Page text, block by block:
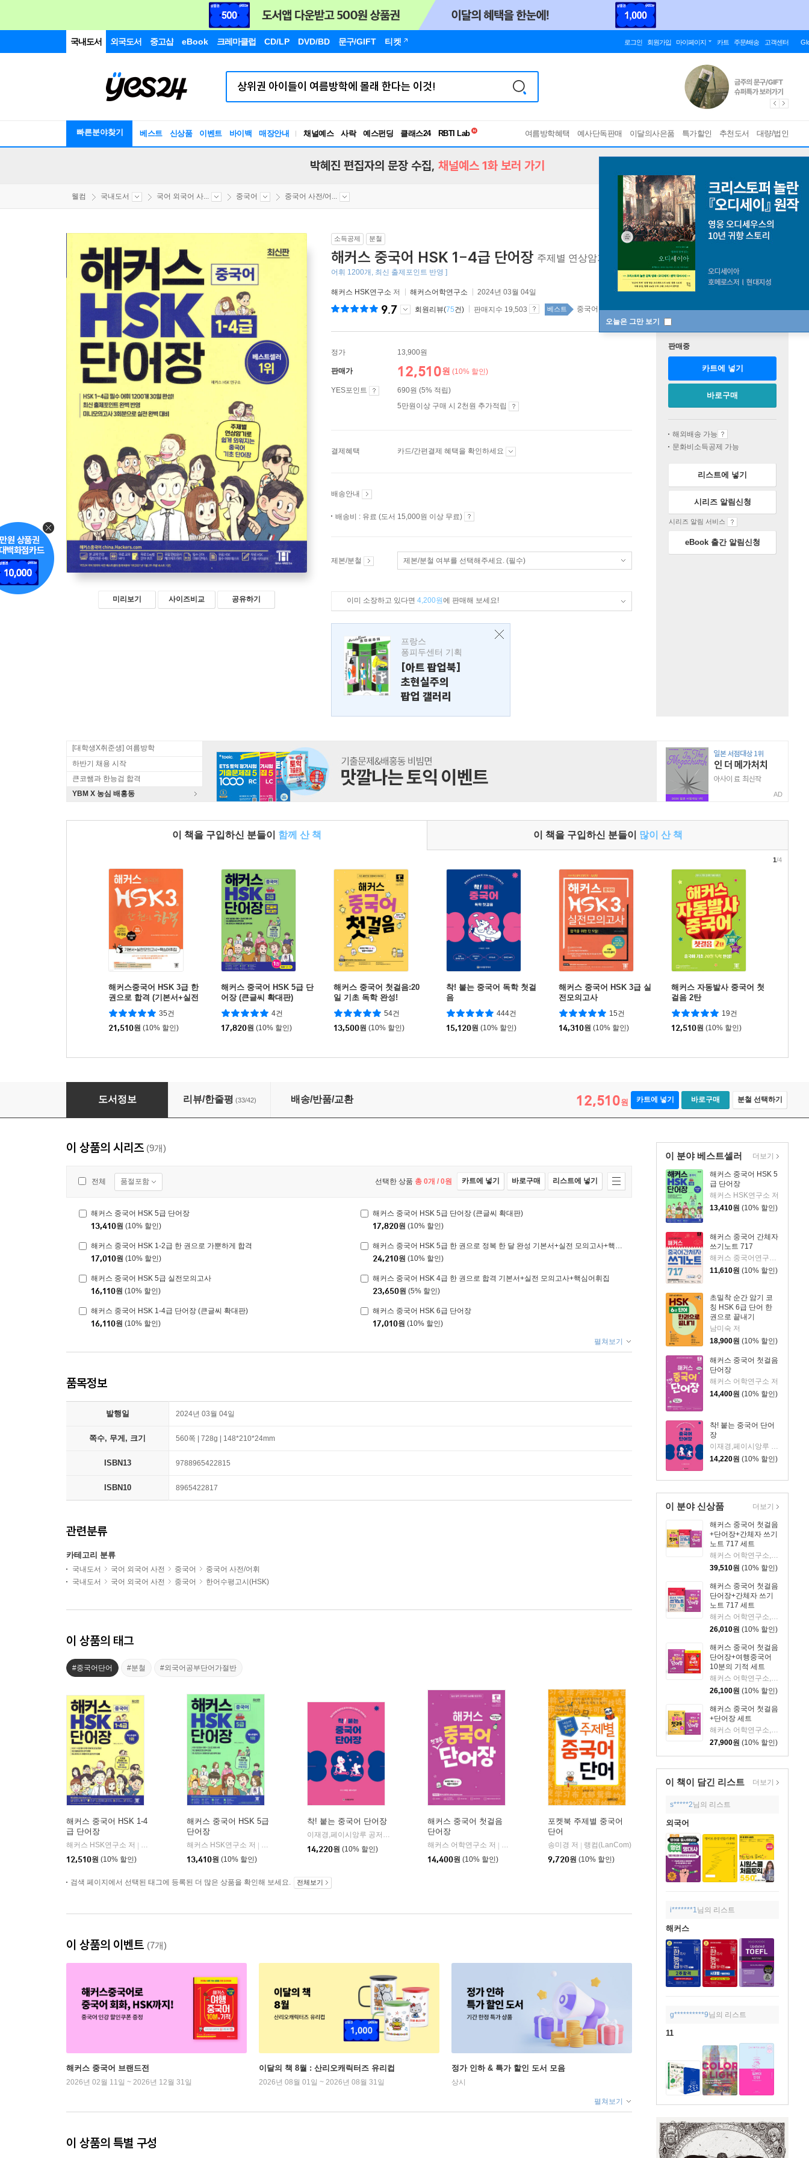
국내도서 외국도서 중고샵 eBook 크레마클럽 CD/LP DVD/BD 문구/GIFT 티켓 로그인 회원가입 마이페이지 카트 주문/배송 고객센터
빠른분야찾기 베스트 신상품 이벤트 바이백 매장안내 채널예스 사락 예스펀딩 클래스24
RBTI Lab
독서유형검사
여름방학혜택 예사단독판매 이달의사은품 특가할인 추천도서 대량/법인
오늘은 그만 보기
박혜진 편집자의 문장 수집, 채널예스 1화 보러 가기
웰컴 국내도서 국어 외국어 사... 중국어 중국어 사전/어...
미리보기 사이즈비교 공유하기
소득공제 분철
해커스 중국어 HSK 1-4급 단어장 주제별 연상암기로 쉽게 외워지는 중국어 기초 단어장
어휘 1200개, 최신 출제포인트 반영 ]
해커스 HSK연구소 저 해커스어학연구소 2024년 03월 04일
9.7 회원리뷰(75건) 판매지수 19,503 베스트 중국어 3위 국어 외국어 사전 top100 126주
정가 13,900원
판매가 12,510원 (10% 할인)
YES포인트
690원 (5% 적립)
5만원이상 구매 시 2천원 추가적립
결제혜택 카드/간편결제 혜택을 확인하세요
배송안내
배송비 : 유료 (도서 15,000원 이상 무료)
제본/분철 제본/분철 여부를 선택해주세요. (필수)
이미 소장하고 있다면 4,200원에 판매해 보세요!
프랑스
퐁피두센터 기획
[아트 팝업북]
초현실주의
팝업 갤러리
판매중
카트에 넣기
바로구매
해외배송 가능
문화비소득공제 가능
리스트에 넣기
시리즈 알림신청
시리즈 알림 서비스
eBook 출간 알림신청
[대학생X취준생] 여름방학
하반기 채용 시작
큰코쌤과 한능검 합격
YBM X 농심 배홍동
AD
이 책을 구입하신 분들이 함께 산 책 이 책을 구입하신 분들이 많이 산 책
해커스중국어 HSK 3급 한
권으로 합격 (기본서+실전
모의고사+핵심어휘집)
35건
21,510원 (10% 할인)
해커스 중국어 HSK 5급 단
어장 (큰글씨 확대판)
4건
17,820원 (10% 할인)
해커스 중국어 첫걸음:20
일 기초 독학 완성!
54건
13,500원 (10% 할인)
착! 붙는 중국어 독학 첫걸
음
444건
15,120원 (10% 할인)
해커스 중국어 HSK 3급 실
전모의고사
15건
14,310원 (10% 할인)
해커스 자동발사 중국어 첫
걸음 2탄
19건
12,510원 (10% 할인)
1/4
해커스 중국어 HSK 1-4급 단어장
도서정보 리뷰/한줄평 (33/42) 배송/반품/교환 12,510원 카트에 넣기 바로구매 분철 선택하기
이 분야 베스트셀러
해커스 중국어 HSK 5
급 단어장
해커스 HSK연구소 저
13,410원 (10% 할인)
해커스 중국어 간체자
쓰기노트 717
해커스 중국어연구소 저
11,610원 (10% 할인)
초밀착 순간 암기 코
칭 HSK 6급 단어 한
권으로 끝내기
남미숙 저
18,900원 (10% 할인)
해커스 중국어 첫걸음
단어장
해커스 어학연구소 저
14,400원 (10% 할인)
착! 붙는 중국어 단어
장
이재경,페이시앙루 공저
14,220원 (10% 할인)
더보기
이 분야 신상품
해커스 중국어 첫걸음
+단어장+간체자 쓰기
노트 717 세트
39,510원 (10% 할인)
해커스 중국어 첫걸음
단어장+간체자 쓰기
노트 717 세트
26,010원 (10% 할인)
해커스 중국어 첫걸음
단어장+여행중국어
10분의 기적 세트
26,100원 (10% 할인)
해커스 중국어 첫걸음
+단어장 세트
27,900원 (10% 할인)
더보기
이 책이 담긴 리스트 더보기
s*****2님의 리스트
외국어
i*******1님의 리스트
해커스
g**********9님의 리스트
11
이 상품의 시리즈 (9개)
전체 품절포함 선택한 상품 총 0개 / 0원 카트에 넣기 바로구매 리스트에 넣기
해커스 중국어 HSK 5급 단어장
13,410원 (10% 할인)
해커스 중국어 HSK 5급 단어장 (큰글씨 확대판)
17,820원 (10% 할인)
해커스 중국어 HSK 1-2급 한 권으로 가뿐하게 합격
17,010원 (10% 할인)
해커스 중국어 HSK 5급 한 권으로 정복 한 달 완성 기본서+실전 모의고사+핵심 어휘집
24,210원 (10% 할인)
해커스 중국어 HSK 5급 실전모의고사
16,110원 (10% 할인)
해커스 중국어 HSK 4급 한 권으로 합격 기본서+실전 모의고사+핵심어휘집
23,650원 (5% 할인)
해커스 중국어 HSK 1-4급 단어장 (큰글씨 확대판)
16,110원 (10% 할인)
해커스 중국어 HSK 6급 단어장
17,010원 (10% 할인)
펼쳐보기
품목정보
발행일 2024년 03월 04일
쪽수, 무게, 크기 560쪽 | 728g | 148*210*24mm
ISBN13 9788965422815
ISBN10 8965422817
관련분류
카테고리 분류
국내도서 국어 외국어 사전 중국어
중국어 사전/어휘
국내도서
국어 외국어 사전 중국어 한어수평고시(HSK)
이 상품의 태그
#중국어단어 #분철 #외국어공부단어가절반
해커스 중국어 HSK 1-4
급 단어장
해커스 HSK연구소 저
해커스어학연구소
12,510원 (10% 할인)
해커스 중국어 HSK 5급
단어장
해커스 HSK연구소 저
해커스어학연구소
13,410원 (10% 할인)
착! 붙는 중국어 단어장
이재경,페이시앙루 공저
| 시사중국어사
14,220원 (10% 할인)
해커스 중국어 첫걸음
단어장
해커스 어학연구소 저
해커스어학연구소
14,400원 (10% 할인)
포켓북 주제별 중국어
단어
송미경 저
랭컴(LanCom)
9,720원 (10% 할인)
검색 페이지에서 선택된 태그에 등록된 더 많은 상품을 확인해 보세요. 전체보기
이 상품의 이벤트 (7개)
해커스 중국어 브랜드전
2026년 02월 11일 ~ 2026년 12월 31일
이달의 책 8월 : 산리오캐릭터즈 유리컵
2026년 08월 01일 ~ 2026년 08월 31일
정가 인하 & 특가 할인 도서 모음
상시
펼쳐보기
이 상품의 특별 구성